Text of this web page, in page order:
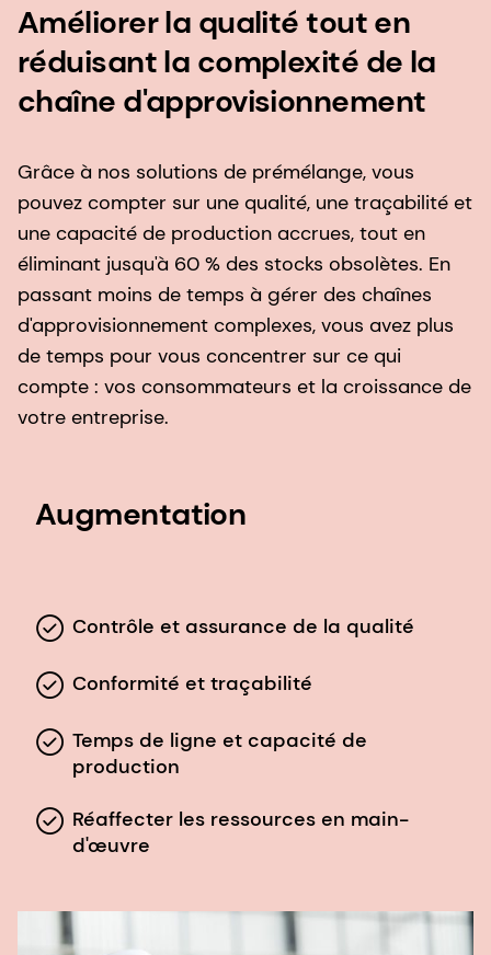
Améliorer la qualité tout en
réduisant la complexité de la
chaîne d'approvisionnement
Grâce à nos solutions de prémélange, vous
pouvez compter sur une qualité, une traçabilité et
une capacité de production accrues, tout en
éliminant jusqu'à 60 % des stocks obsolètes. En
passant moins de temps à gérer des chaînes
d'approvisionnement complexes, vous avez plus
de temps pour vous concentrer sur ce qui
compte : vos consommateurs et la croissance de
votre entreprise.
Augmentation
Contrôle et assurance de la qualité
Conformité et traçabilité
Temps de ligne et capacité de
production
Réaffecter les ressources en main-
d'œuvre